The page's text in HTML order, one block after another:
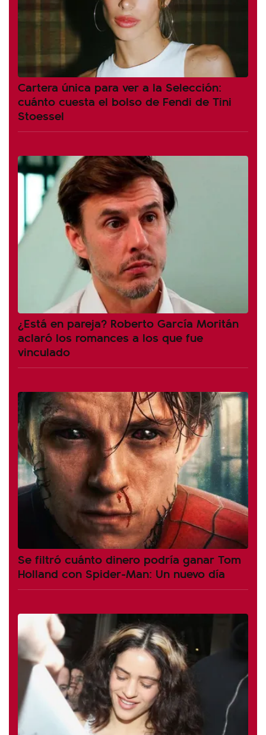
Cartera única para ver a la Selección:
cuánto cuesta el bolso de Fendi de Tini
Stoessel
¿Está en pareja? Roberto García Moritán
aclaró los romances a los que fue
vinculado
Se filtró cuánto dinero podría ganar Tom
Holland con Spider-Man: Un nuevo día